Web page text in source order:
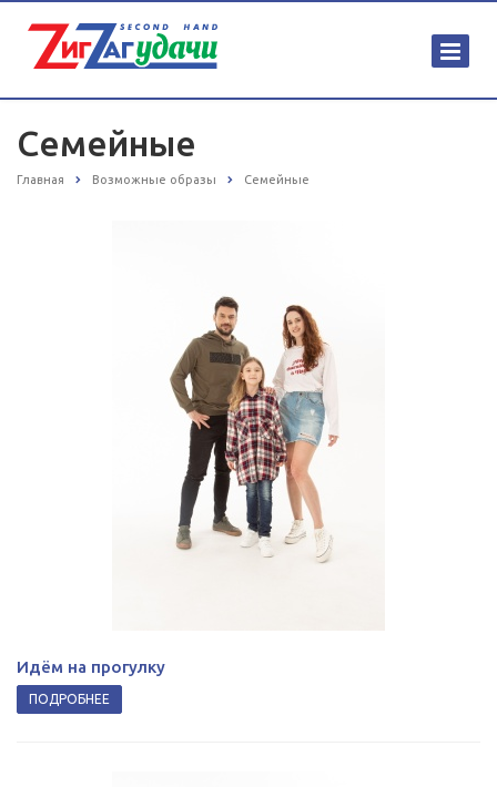
Семейные
Главная Возможные образы Семейные
Идём на прогулку
ПОДРОБНЕЕ